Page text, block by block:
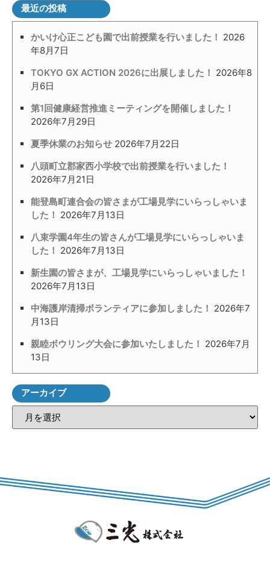
最近の投稿
かいけ心正こども園で出前授業を行いました！ 2026
年8月7日
TOKYO GX ACTION 2026に出展しました！ 2026年8
月6日
第1回健康経営推進ミーティングを開催しました！
2026年7月29日
夏季休業のお知らせ 2026年7月22日
八頭町立郡家西小学校で出前授業を行いました！
2026年7月21日
能登島町連合会の皆さまが工場見学にいらっしゃいま
した！ 2026年7月13日
八束学園4年生の皆さんが工場見学にいらっしゃいま
した！ 2026年7月13日
新生園の皆さまが、工場見学にいらっしゃいました！
2026年7月13日
中海護岸清掃ボランティアに参加しました！ 2026年7
月13日
親睦ボウリング大会に参加いたしました！ 2026年7月
13日
アーカイブ